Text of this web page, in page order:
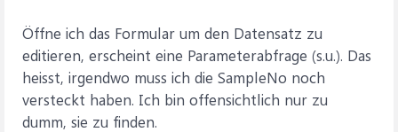
Öffne ich das Formular um den Datensatz zu
editieren, erscheint eine Parameterabfrage (s.u.). Das
heisst, irgendwo muss ich die SampleNo noch
versteckt haben. Ich bin offensichtlich nur zu
dumm, sie zu finden.